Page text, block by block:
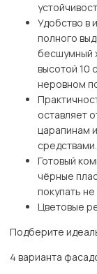
Удобство в
полного
бесшумный
высотой 10
неровном
оставляет
царапинам
средствами.
Готовый
чёрные
покупать
Цветовые
Подберите
4 варианта